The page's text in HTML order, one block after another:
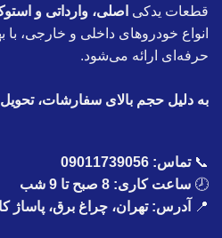
قطعات یدکی اصلی، وارداتی و
انواع خودروهای داخلی و خارجی، با
حرفه‌ای ارائه می‌شود.
به دلیل حجم بالای سفارشات،
📞تماس: 09011739056
🕗 ساعت کاری: 8 صبح تا 9 شب
📍
آدرس: تهران، چراغ برق، پاساژ